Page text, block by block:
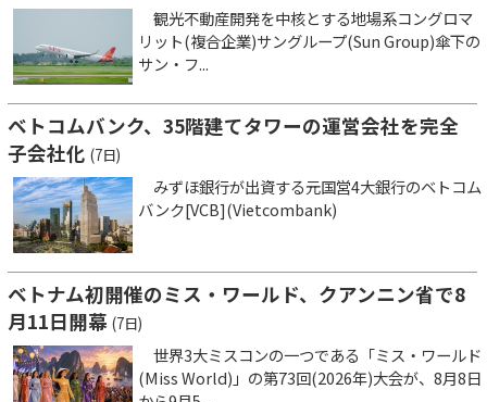
観光不動産開発を中核とする地場系コングロマ
リット(複合企業)サングループ(Sun Group)傘下の
サン・フ...
ベトコムバンク、35階建てタワーの運営会社を完全
子会社化 (7日)
みずほ銀行が出資する元国営4大銀行のベトコム
バンク[VCB](Vietcombank)
ベトナム初開催のミス・ワールド、クアンニン省で8
月11日開幕 (7日)
世界3大ミスコンの一つである「ミス・ワールド
(Miss World)」の第73回(2026年)大会が、8月8日